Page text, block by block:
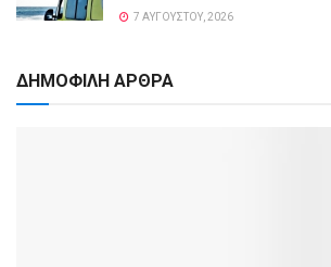
7 ΑΥΓΟΎΣΤΟΥ, 2026
ΔΗΜΟΦΙΛΗ ΑΡΘΡΑ